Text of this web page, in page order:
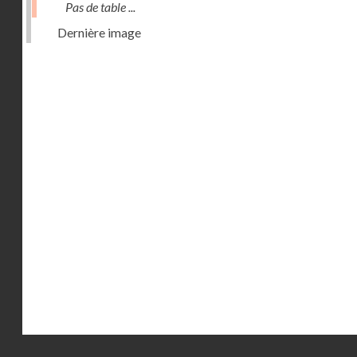
Pas de table ...
Dernière image